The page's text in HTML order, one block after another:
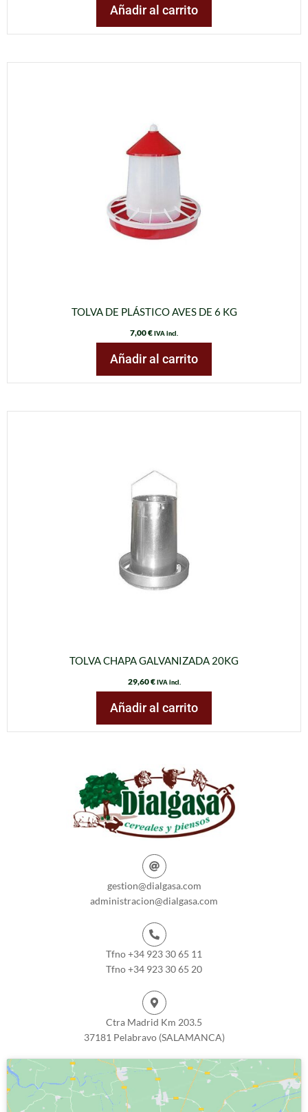
Añadir al carrito
TOLVA DE PLÁSTICO AVES DE 6 KG
7,00€IVA incl.
Añadir al carrito
TOLVA CHAPA GALVANIZADA 20KG
29,60€ IVA incl.
Añadir al carrito
gestion@dialgasa.com
administracion@dialgasa.com
Tfno +34 923 30 65 11
Tfno +34 923 30 65 20
Ctra Madrid Km 203.5
37181 Pelabravo (SALAMANCA)